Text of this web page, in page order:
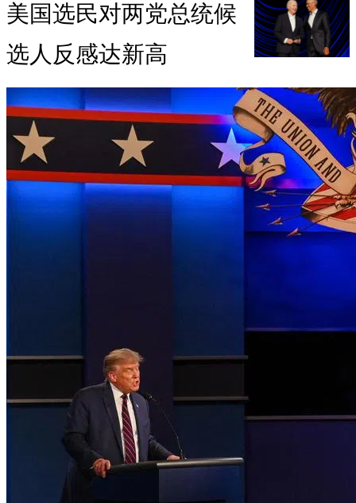
美国选民对两党总统候
选人反感达新高